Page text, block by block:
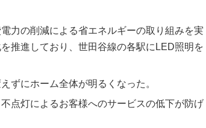
力の削減による省エネルギーの取り組みを実
推進しており、世田谷線の各駅にLED照明を
ずにホーム全体が明るくなった。
点灯によるお客様へのサービスの低下が防げ